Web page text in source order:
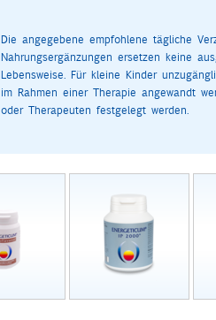
Die angegebene empfohlene tägliche
Nahrungsergänzungen ersetzen keine
Lebensweise. Für kleine Kinder
im Rahmen einer Therapie angewandt
oder Therapeuten festgelegt werden.